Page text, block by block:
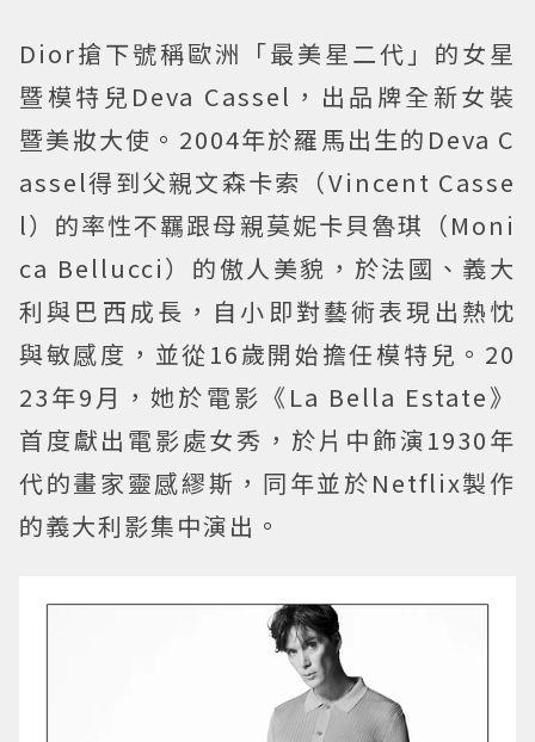
Dior搶下號稱歐洲「最美星二代」的女星
暨模特兒Deva Cassel，出品牌全新女裝
暨美妝大使。2004年於羅馬出生的Deva C
assel得到父親文森卡索（Vincent Casse
l）的率性不羈跟母親莫妮卡貝魯琪（Moni
ca Bellucci）的傲人美貌，於法國、義大
利與巴西成長，自小即對藝術表現出熱忱
與敏感度，並從16歲開始擔任模特兒。20
23年9月，她於電影《La Bella Estate》
首度獻出電影處女秀，於片中飾演1930年
代的畫家靈感繆斯，同年並於Netflix製作
的義大利影集中演出。